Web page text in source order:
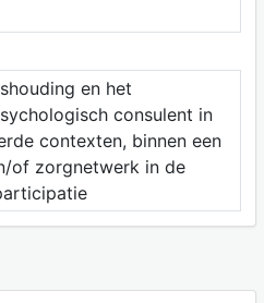
en het
consulent in
contexten, binnen een
of zorgnetwerk in de